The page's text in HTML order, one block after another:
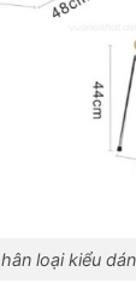
loại kiểu